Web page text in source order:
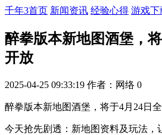
千年3首页 新闻资讯 经验心得 游戏下
醉拳版本新地图酒堡，
开放
2025-04-25 09:33:19 作者：网络 0
醉拳版本新地图酒堡，将于4月24日
今天抢先剧透：新地图资料及玩法，